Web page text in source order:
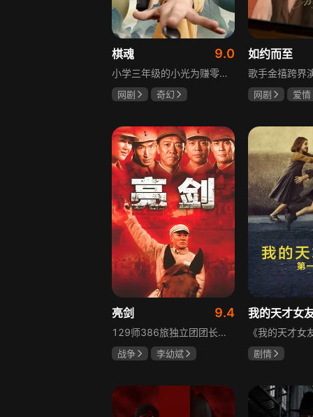
棋魂 9.0
小学三年级的小光为赚零用钱到爷爷家寻宝，偶然翻出旧棋盘，接触棋盘的一瞬间，附身棋盘中的棋士褚嬴的灵魂进入了小光体内。后来小光在学校围棋会所结识少年天才小亮，为测试褚嬴实力，小光贸然与小亮对弈并小胜，他误以为褚嬴棋力平平，小亮却大受打击。数日后小亮再次挑战，再次惨败在褚嬴手下，二人从此成了相爱相杀的棋坛宿敌。在褚嬴指导下，小光进步神速，逐渐对围棋产生兴趣，最终在全国大赛与小亮激战中，褚嬴下出绝妙一局，小光却看出更高一着，终于在自己努力、褚嬴帮助和与小亮的磨练中，独立对弈，燃起真正的棋魂。
网剧
奇幻
如约而至
网剧
爱情
亮剑 9.4
129师386旅独立团团长李云龙敢想敢干、不按规矩办事，脾气火爆性格直爽，带领独立团展现出敢于拼杀的劲头，接连击败坂田连队、山崎大队、山本部队，名声大噪却因屡次犯规遭贬斥。抗战时期他与国军358团团长楚云飞惺惺相惜，徐蚌会战中一较高下双双重伤，养病期间李云龙与护士田雨相恋，两人及亲人战友历经国家沧桑巨变。
战争
李幼斌
我的天才女
剧情
玛格丽塔·马